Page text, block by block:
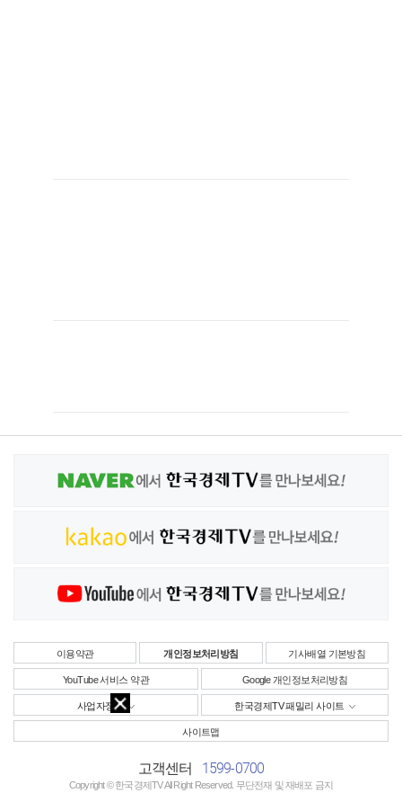
이용약관 개인정보처리방침 기사배열 기본방침
YouTube 서비스 약관 Google 개인정보처리방침
사업자정보 한국경제TV 패밀리 사이트
사이트맵
고객센터 1599-0700
Copyright © 한국경제TV All Right Reserved. 무단전재 및 재배포 금지